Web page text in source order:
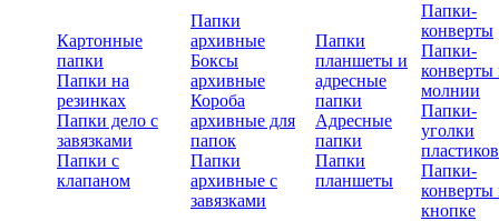
Картонные
папки
Папки на
резинках
Папки дело с
завязками
Папки с
клапаном
Папки
архивные
Боксы
архивные
Короба
архивные для
папок
Папки
архивные с
завязками
Папки
планшеты и
адресные
папки
Адресные
папки
Папки
планшеты
Папки-
конверты
Папки-
конверты
молнии
Папки-
уголки
Папки-
конверты
кнопке